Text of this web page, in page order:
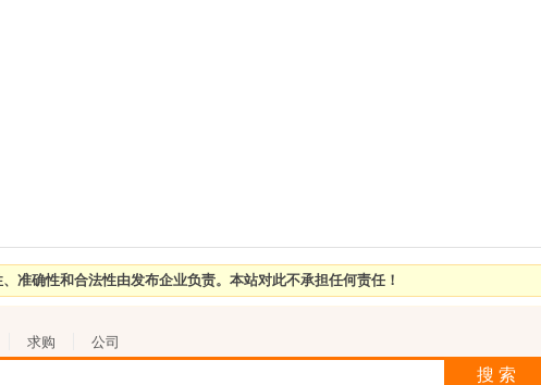
准确性和合法性由发布企业负责。本站对此不承担任何责任！
求购 公司